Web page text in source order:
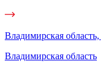
Владимирская
Владимирская область